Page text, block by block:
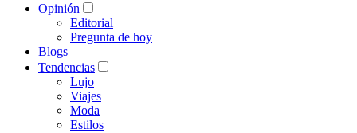
Opinión
Editorial
Pregunta de hoy
Blogs
Tendencias
Lujo
Viajes
Moda
Estilos